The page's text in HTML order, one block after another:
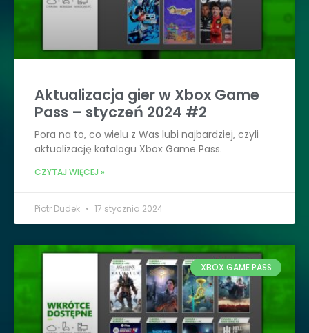
Aktualizacja gier w Xbox Game
Pass – styczeń 2024 #2
Pora na to, co wielu z Was lubi najbardziej, czyli
aktualizację katalogu Xbox Game Pass.
CZYTAJ WIĘCEJ »
Piotr Dudek 17 stycznia 2024
XBOX GAME PASS